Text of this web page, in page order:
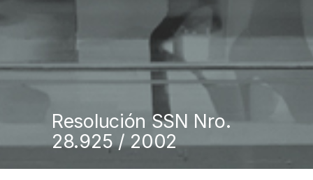
Resolución SSN Nro.
28.925 / 2002